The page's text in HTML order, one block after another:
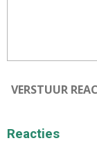
VERSTUUR
Reacties